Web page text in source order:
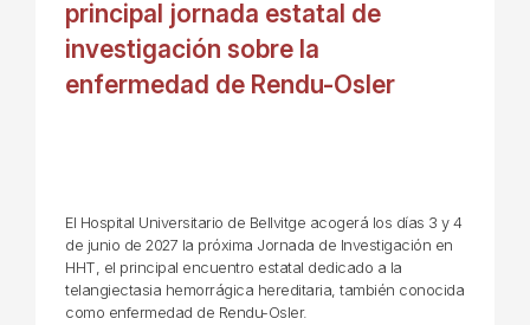
principal jornada estatal de
investigación sobre la
enfermedad de Rendu-Osler
El Hospital Universitario de Bellvitge acogerá los días 3 y 4
de junio de 2027 la próxima Jornada de Investigación en
HHT, el principal encuentro estatal dedicado a la
telangiectasia hemorrágica hereditaria, también conocida
como enfermedad de Rendu-Osler.